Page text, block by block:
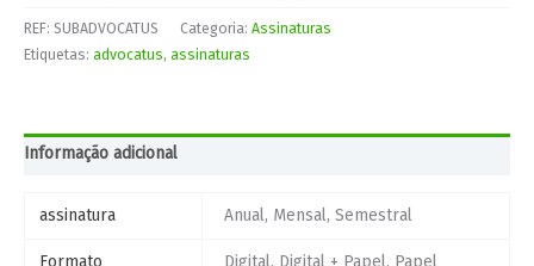
REF: SUBADVOCATUS Categoria: Assinaturas
Etiquetas: advocatus, assinaturas
Informação adicional
assinatura Anual, Mensal, Semestral